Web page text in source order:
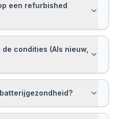
een refurbished
condities (Als nieuw,